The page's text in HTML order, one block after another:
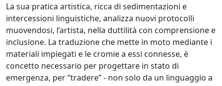
Zanussi
Massimo
Zecchin
La sua pratica artistica, ricca di sedimentazioni e
intercessioni linguistiche, analizza nuovi protocolli
muovendosi, l’artista, nella duttilità con comprensione e
inclusione. La traduzione che mette in moto mediante i
materiali impiegati e le cromie a essi connesse, è
concetto necessario per progettare in stato di
emergenza, per “tradere” - non solo da un linguaggio a